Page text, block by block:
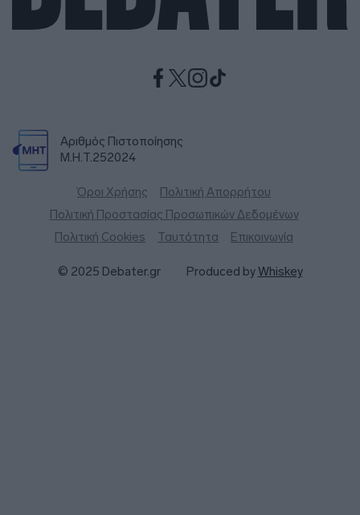
Αριθμός Πιστοποίησης
Μ.Η.Τ.252024
Όροι Χρήσης
Πολιτική Απορρήτου
Πολιτική Προστασίας Προσωπικών Δεδομένων
Πολιτική Cookies
Ταυτότητα Επικοινωνία
© 2025 Debater.gr Produced byWhiskey